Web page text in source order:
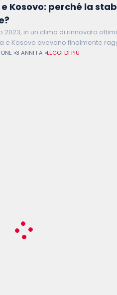
Kosovo: perché la
2023, in un clima di rinnovato
e Kosovo avevano finalmente
dei rapporti. L’intesa tra il
3 ANNI FA LEGGI DI PIÙ